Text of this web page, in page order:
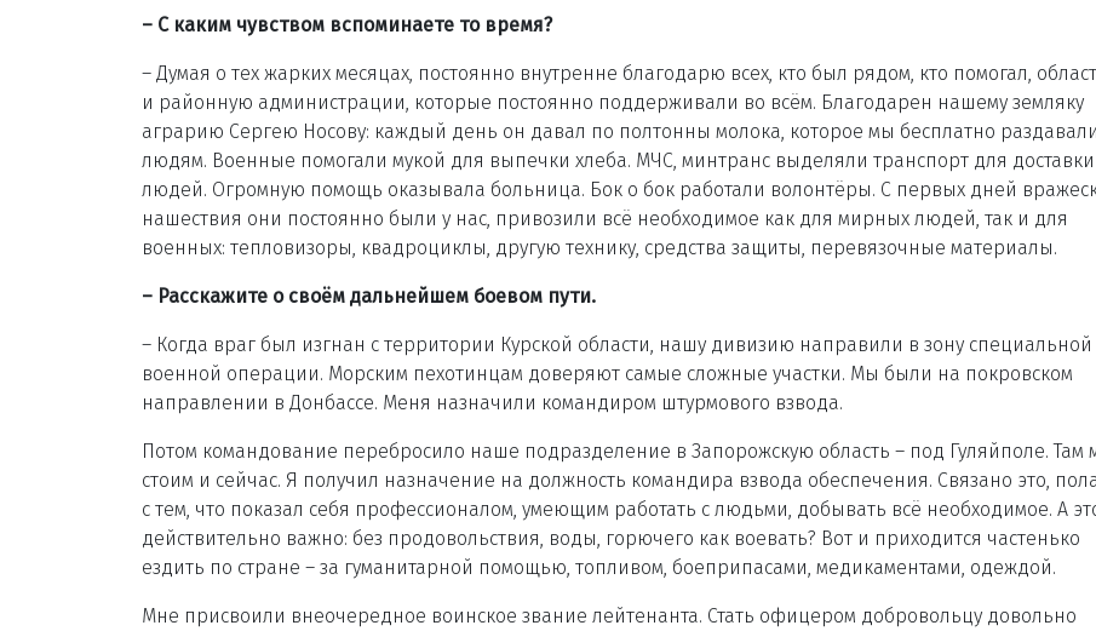
– С каким чувством вспоминаете то время?
– Думая о тех жарких месяцах, постоянно внутренне благодарю всех, кто был рядом, кто помогал,
и районную администрации, которые постоянно поддерживали во всём. Благодарен нашему земляку
аграрию Сергею Носову: каждый день он давал по полтонны молока, которое мы бесплатно раздавали
людям. Военные помогали мукой для выпечки хлеба. МЧС, минтранс выделяли транспорт для доставки
людей. Огромную помощь оказывала больница. Бок о бок работали волонтёры. С первых дней
нашествия они постоянно были у нас, привозили всё необходимое как для мирных людей, так и для
военных: тепловизоры, квадроциклы, другую технику, средства защиты, перевязочные материалы.
– Расскажите о своём дальнейшем боевом пути.
– Когда враг был изгнан с территории Курской области, нашу дивизию направили в зону специальной
военной операции. Морским пехотинцам доверяют самые сложные участки. Мы были на покровском
направлении в Донбассе. Меня назначили командиром штурмового взвода.
Потом командование перебросило наше подразделение в Запорожскую область – под Гуляйполе. Там
стоим и сейчас. Я получил назначение на должность командира взвода обеспечения. Связано это,
с тем, что показал себя профессионалом, умеющим работать с людьми, добывать всё необходимое. А
действительно важно: без продовольствия, воды, горючего как воевать? Вот и приходится частенько
ездить по стране – за гуманитарной помощью, топливом, боеприпасами, медикаментами, одеждой.
Мне присвоили внеочередное воинское звание лейтенанта. Стать офицером добровольцу довольно